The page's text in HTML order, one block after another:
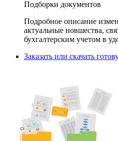
Подборки документов
Подробное описание
актуальные новшества,
бухгалтерским учетом в
Заказать или скачать